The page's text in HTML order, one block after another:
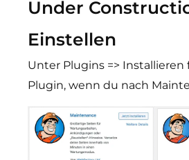
Under
Einstellen
Unter Plugins =>
Plugin, wenn du nach